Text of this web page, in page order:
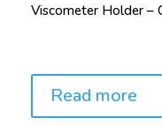
Viscometer Holder –
Read more